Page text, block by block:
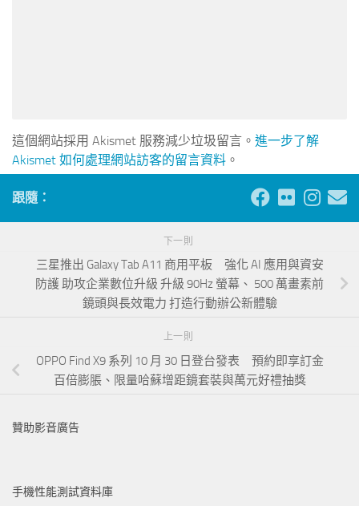
這個網站採用 Akismet 服務減少垃圾留言。 進一步了解
Akismet 如何處理網站訪客的留言資料 。
跟隨：
下一則
三星推出 Galaxy Tab A11 商用平板 強化 AI 應用與資安
防護 助攻企業數位升級 升級 90Hz 螢幕、 500 萬畫素前
鏡頭與長效電力 打造行動辦公新體驗
上一則
OPPO Find X9 系列 10 月 30 日登台發表 預約即享訂金
百倍膨脹、限量哈蘇增距鏡套裝與萬元好禮抽獎
贊助影音廣告
手機性能測試資料庫